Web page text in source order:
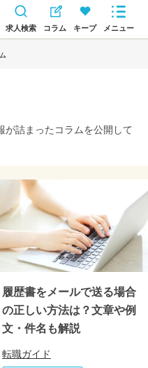
求人検索 コラム キープ メニュー
が詰まったコラムを公開して
履歴書をメールで送る場合
の正しい方法は？文章や例
文・件名も解説
転職ガイド